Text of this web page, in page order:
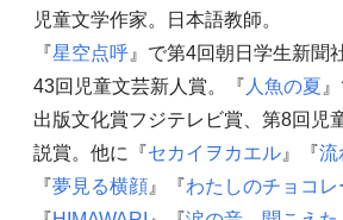
児童文学作家。日本語教師。
『星空点呼』で第4回朝日学生新聞
43回児童文芸新人賞。『 人魚の夏
出版文化賞フジテレビ賞、第8回児
説賞。他に『セカイヲカエル』『流
『夢見る横顔』『わたしのチョコ